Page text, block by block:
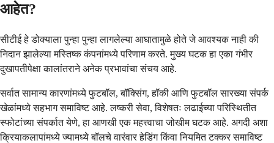
आहेत?
सीटीई हे डोक्याला पुन्हा पुन्हा लागलेल्या आघातामुळे होते जे आवश्यक नाही की
निदान झालेल्या मस्तिष्क कंपनांमध्ये परिणाम करते. मुख्य घटक हा एका गंभीर
दुखापतीपेक्षा कालांतराने अनेक प्रभावांचा संचय आहे.
सर्वात सामान्य कारणांमध्ये फुटबॉल, बॉक्सिंग, हॉकी आणि फुटबॉल सारख्या संपर्क
खेळांमध्ये सहभाग समाविष्ट आहे. लष्करी सेवा, विशेषतः लढाईच्या परिस्थितीत
स्फोटांच्या संपर्कात येणे, हा आणखी एक महत्त्वाचा जोखीम घटक आहे. अगदी अशा
क्रियाकलापांमध्ये ज्यामध्ये बॉलचे वारंवार हेडिंग किंवा नियमित टक्कर समाविष्ट